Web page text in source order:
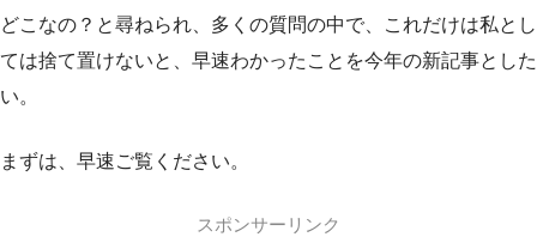
どこなの？と尋ねられ、多くの質問の中で、これだけは私とし
ては捨て置けないと、早速わかったことを今年の新記事とした
い。
まずは、早速ご覧ください。
スポンサーリンク